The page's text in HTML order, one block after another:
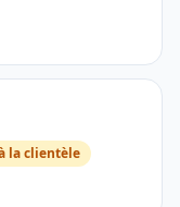
la clientèle